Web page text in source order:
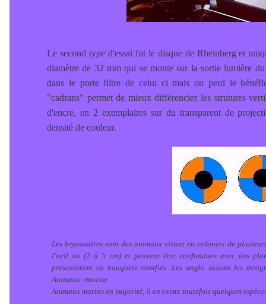
Le second type d'essai fut le disque de Rheinberg et
diamètre de 32 mm qui se monte sur la sortie lumière
dans le porte filtre de celui ci mais on perd le
"cadrans" permet de mieux différencier les strutures
d'encre, en 2 exemplaires sur du transparent de
densité de couleur.
Les bryozoaires sont des animaux vivant en colonies de
l'oeil nu (2 à 5 cm) et peuvent être confondues avec des
présentation en bouquets ramifiés. Les anglo saxons les
Animaux- mousse.
Animaux marins en majorité, il en existe toutefois quelques